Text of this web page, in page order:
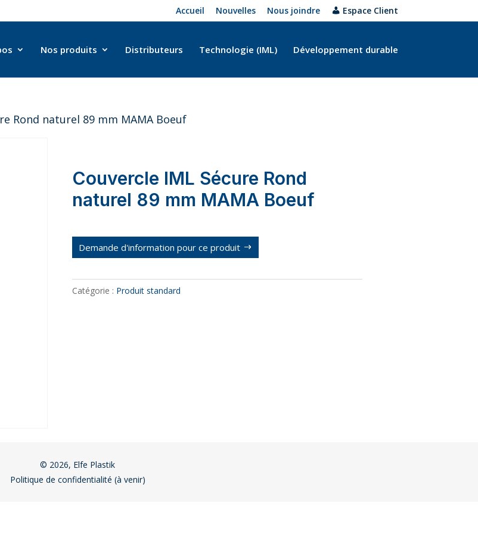
Accueil Nouvelles Nous joindre Espace Client
Nos produits Distributeurs Technologie (IML) Développement durable
Rond naturel 89 mm MAMA Boeuf
Couvercle IML Sécure Rond
naturel 89 mm MAMA Boeuf
Demande d'information pour ce produit
Catégorie : Produit standard
© 2026, Elfe Plastik
Politique de confidentialité (à venir)